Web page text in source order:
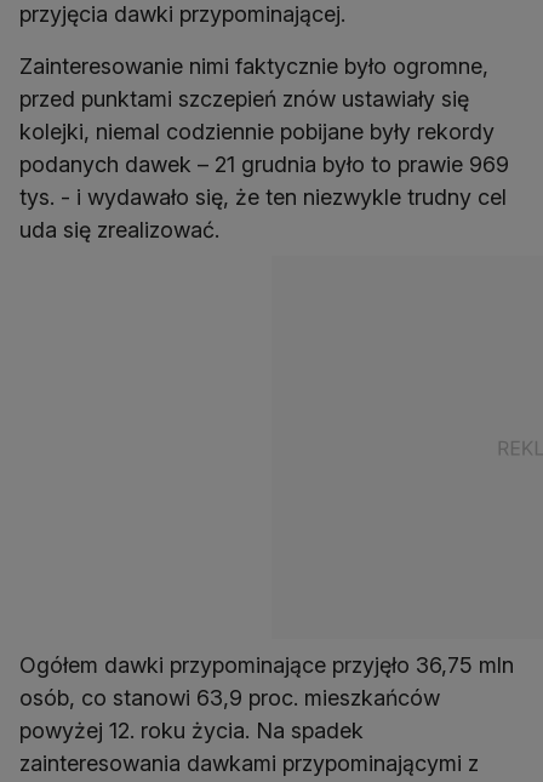
przyjęcia dawki przypominającej.
Zainteresowanie nimi faktycznie było ogromne,
przed punktami szczepień znów ustawiały się
kolejki, niemal codziennie pobijane były rekordy
podanych dawek – 21 grudnia było to prawie 969
tys. - i wydawało się, że ten niezwykle trudny cel
uda się zrealizować.
Ogółem dawki przypominające przyjęło 36,75 mln
osób, co stanowi 63,9 proc. mieszkańców
powyżej 12. roku życia. Na spadek
zainteresowania dawkami przypominającymi z